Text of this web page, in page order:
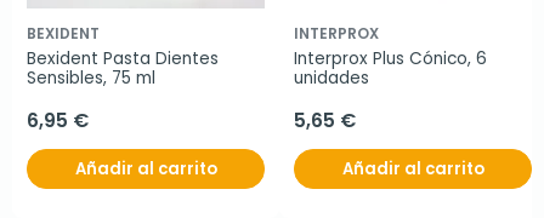
BEXIDENT
Bexident Pasta Dientes
Sensibles, 75 ml
6,95 €
Añadir al carrito
INTERPROX
Interprox Plus Cónico, 6
unidades
5,65 €
Añadir al carrito